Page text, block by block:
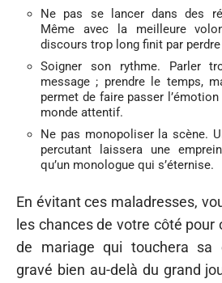
Ne pas se lancer dans des
Même avec la meilleure
discours trop long finit par perdre
Soigner son rythme. Parler
message ; prendre le temps,
permet de faire passer
monde attentif.
Ne pas monopoliser la scène.
percutant laissera une
qu’un monologue qui s’éternise.
En évitant ces maladresses,
les chances de votre côté pour
de mariage qui touchera sa
gravé bien au-delà du grand